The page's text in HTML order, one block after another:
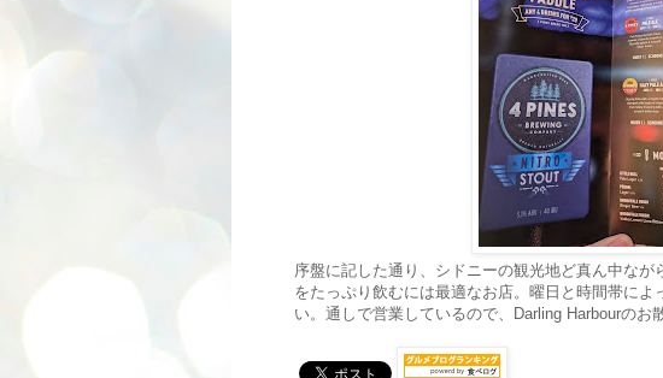
序盤に記した通り、シドニーの観光地ど真ん中な
をたっぷり飲むには最適なお店。曜日と時間帯に
い。通しで営業しているので、Darling Harbourのお